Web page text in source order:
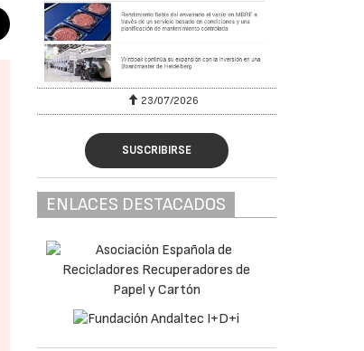
23/07/2026
SUSCRIBIRSE
ENLACES DESTACADOS